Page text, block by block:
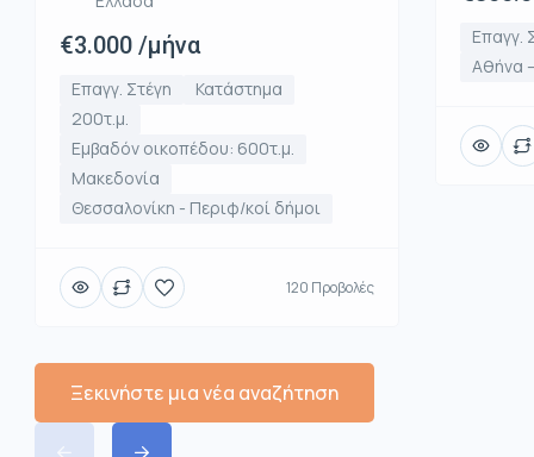
€3.000 /μήνα
Επαγγ. Στέγη
Κατάστημα
200τ.μ.
Εμβαδόν οικοπέδου: 600τ.μ.
Μακεδονία
Θεσσαλονίκη - Περιφ/κοί δήμοι
120 Προβολές
Επαγγ.
Αθήνα
Ξεκινήστε μια νέα αναζήτηση